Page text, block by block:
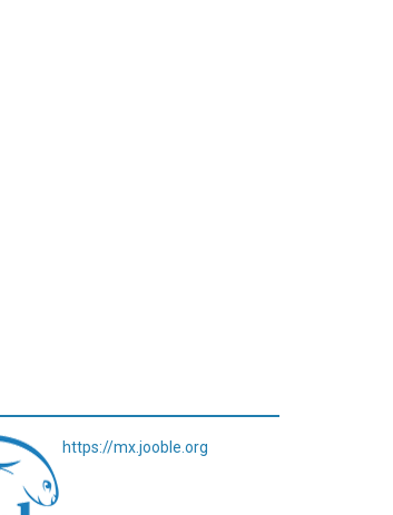
https://mx.jooble.org